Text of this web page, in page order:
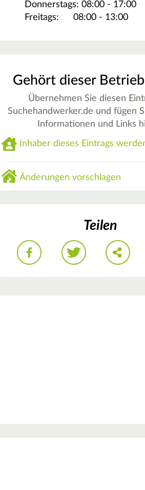
Donnerstags: 08:00 - 17:00
Freitags:
08:00 - 13:00
Gehört dieser
Übernehmen Sie diesen
Suchehandwerker.de und fügen
Informationen und Links
Inhaber dieses Eintrags
Änderungen vorschlagen
Teilen